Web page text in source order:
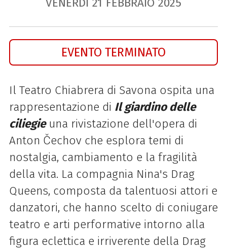
VENERDÌ 21 FEBBRAIO 2025
EVENTO TERMINATO
Il Teatro Chiabrera di Savona ospita una
rappresentazione di Il giardino delle
ciliegieuna rivistazione dell'opera di
Anton Čechov che esplora temi di
nostalgia, cambiamento e la fragilità
della vita. La compagnia Nina's Drag
Queens, composta da talentuosi attori e
danzatori, che hanno scelto di coniugare
teatro e arti performative intorno alla
figura eclettica e irriverente della Drag